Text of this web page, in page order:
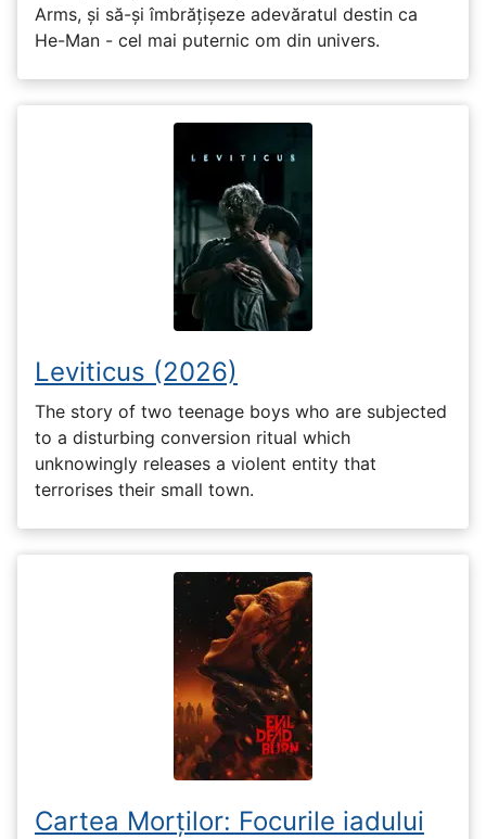
Arms, și să-și îmbrățișeze adevăratul destin ca
He-Man - cel mai puternic om din univers.
Leviticus (2026)
The story of two teenage boys who are subjected
to a disturbing conversion ritual which
unknowingly releases a violent entity that
terrorises their small town.
Cartea Morților: Focurile iadului